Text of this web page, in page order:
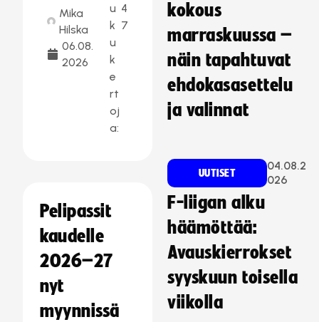
Mika
Hilska
06.08.
2026
u
k
u
k
e
rt
oj
a:
4
7
Pelipassit
kaudelle
2026–27
nyt
myynnissä
kokous
marraskuussa –
näin tapahtuvat
ehdokasasettelu
ja valinnat
UUTISET
04.08.2
026
F-liigan alku
häämöttää:
Avauskierrokset
syyskuun toisella
viikolla